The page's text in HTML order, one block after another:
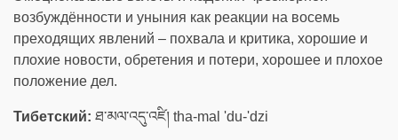
возбуждённости и уныния как реакции на восемь
преходящих явлений – похвала и критика, хорошие и
плохие новости, обретения и потери, хорошее и плохое
положение дел.
Тибетский: ཐ་མལ་འདུ་འཛི། tha-mal 'du-'dzi